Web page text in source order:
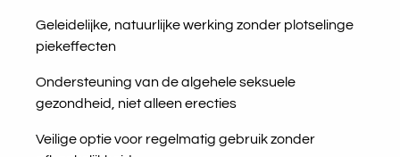
Geleidelijke, natuurlijke werking zonder plotselinge
piekeffecten
Ondersteuning van de algehele seksuele
gezondheid, niet alleen erecties
Veilige optie voor regelmatig gebruik zonder